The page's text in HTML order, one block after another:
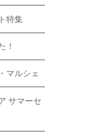
特集
！
マルシェ
サマーセ